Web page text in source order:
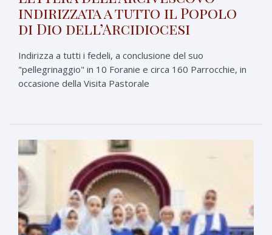
indirizzata a tutto il Popolo
di Dio dell’Arcidiocesi
Indirizza a tutti i fedeli, a conclusione del suo
"pellegrinaggio" in 10 Foranie e circa 160 Parrocchie, in
occasione della Visita Pastorale